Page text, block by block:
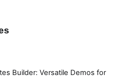
Builder: Versatile Demos for